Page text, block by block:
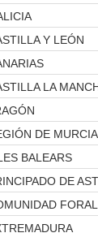
Y LEÓN
LA
DE MURCIA
BALEARS
DE